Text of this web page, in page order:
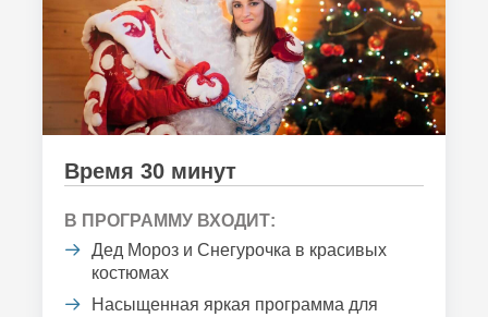
Время 30 минут
В ПРОГРАММУ ВХОДИТ:
Дед Мороз и Снегурочка в красивых
костюмах
Насыщенная яркая программа для